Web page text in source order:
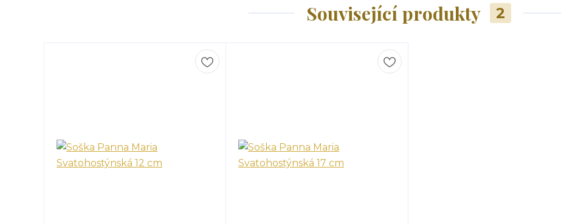
Související produkty 2